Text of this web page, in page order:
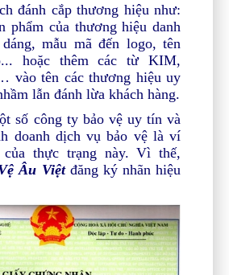
đánh cắp thương hiệu như:
phẩm của thương hiệu danh
mẫu mã đến logo, tên
hoặc thêm các từ KIM,
vào tên các thương hiệu uy
lẫn đánh lừa khách hàng.
số công ty bảo vệ uy tín và
doanh dịch vụ bảo vệ là ví
thực trạng này. Vì thế,
Âu Việtđăng ký nhãn hiệu